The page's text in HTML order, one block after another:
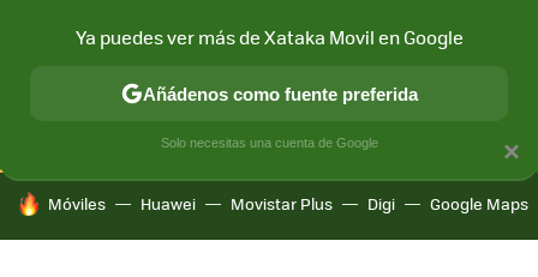
CONECTIVIDAD MÓVIL Y SOCIEDAD APLICACIONES
HOY SE HABLA DE
Móviles Huawei Movistar Plus Digi Google Maps
×
Ya puedes ver más de Xataka Movil en Google
Añádenos como fuente preferida
Solo necesitas una cuenta de Google